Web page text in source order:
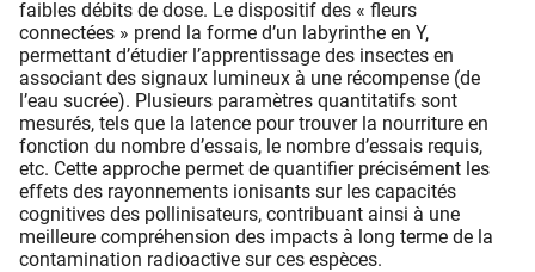
faibles débits de dose. Le dispositif des « fleurs
connectées » prend la forme d’un labyrinthe en Y,
permettant d’étudier l’apprentissage des insectes en
associant des signaux lumineux à une récompense (de
l’eau sucrée). Plusieurs paramètres quantitatifs sont
mesurés, tels que la latence pour trouver la nourriture en
fonction du nombre d’essais, le nombre d’essais requis,
etc. Cette approche permet de quantifier précisément les
effets des rayonnements ionisants sur les capacités
cognitives des pollinisateurs, contribuant ainsi à une
meilleure compréhension des impacts à long terme de la
contamination radioactive sur ces espèces.